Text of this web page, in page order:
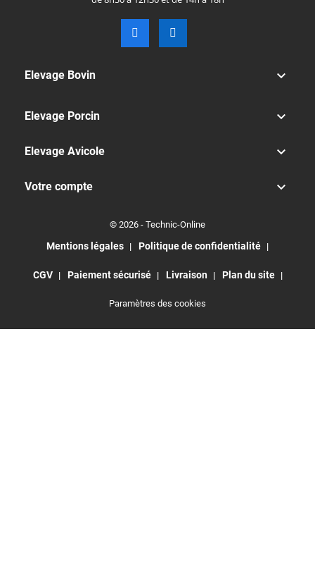
Elevage Bovin 
Elevage Porcin 
Elevage Avicole 
Votre compte 
© 2026 - Technic-Online
Mentions légales Politique de confidentialité
CGV Paiement sécurisé Livraison Plan du site
Paramètres des cookies